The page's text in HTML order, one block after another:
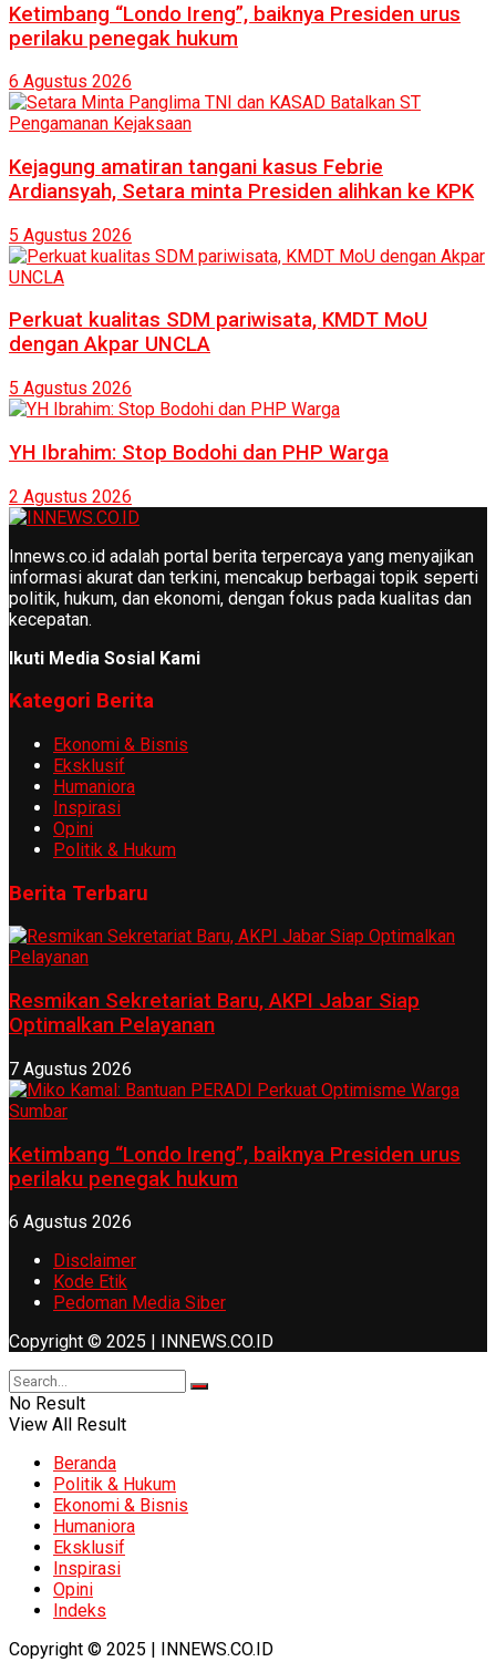
Ketimbang “Londo Ireng”, baiknya Presiden urus
perilaku penegak hukum
6 Agustus 2026
Kejagung amatiran tangani kasus Febrie
Ardiansyah, Setara minta Presiden alihkan ke KPK
5 Agustus 2026
Perkuat kualitas SDM pariwisata, KMDT MoU
dengan Akpar UNCLA
5 Agustus 2026
YH Ibrahim: Stop Bodohi dan PHP Warga
2 Agustus 2026
Innews.co.id adalah portal berita terpercaya yang menyajikan
informasi akurat dan terkini, mencakup berbagai topik seperti
politik, hukum, dan ekonomi, dengan fokus pada kualitas dan
kecepatan.
Ikuti Media Sosial Kami
Kategori Berita
Ekonomi & Bisnis
Eksklusif
Humaniora
Inspirasi
Opini
Politik & Hukum
Berita Terbaru
Resmikan Sekretariat Baru, AKPI Jabar Siap
Optimalkan Pelayanan
7 Agustus 2026
Ketimbang “Londo Ireng”, baiknya Presiden urus
perilaku penegak hukum
6 Agustus 2026
Disclaimer
Kode Etik
Pedoman Media Siber
Copyright © 2025 | INNEWS.CO.ID
No Result
View All Result
Beranda
Politik & Hukum
Ekonomi & Bisnis
Humaniora
Eksklusif
Inspirasi
Opini
Indeks
Copyright © 2025 | INNEWS.CO.ID